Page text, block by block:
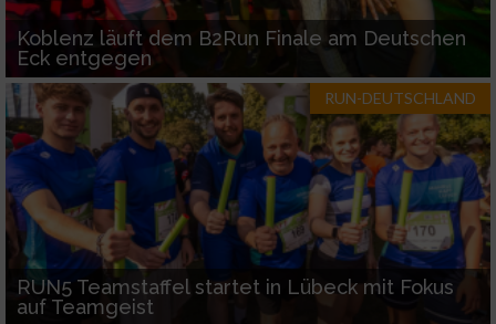
Koblenz läuft dem B2Run Finale am Deutschen
Eck entgegen
RUN-DEUTSCHLAND
RUN5 Teamstaffel startet in Lübeck mit Fokus
auf Teamgeist